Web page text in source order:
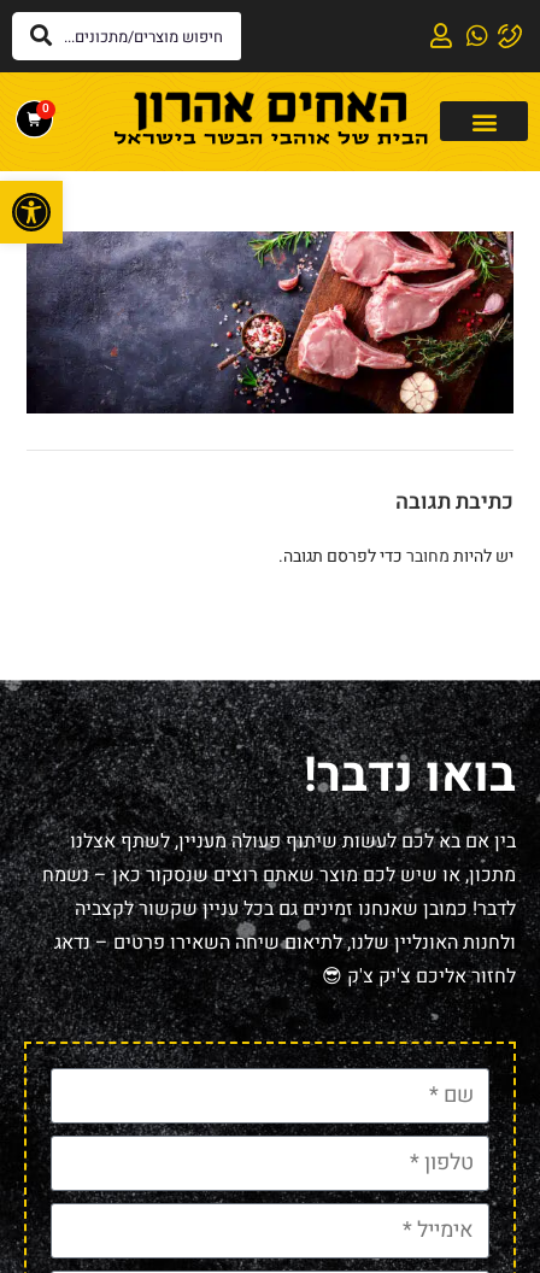
0
כתיבת תגובה
יש להיותמחוברכדי לפרסם תגובה.
בואו נדבר!
בין אם בא לכם לעשות שיתוף פעולה מעניין, לשתף אצלנו
מתכון, או שיש לכם מוצר שאתם רוצים שנסקור כאן – נשמח
לדבר! כמובן שאנחנו זמינים גם בכל עניין שקשור לקצביה
ולחנות האונליין שלנו, לתיאום שיחה השאירו פרטים – נדאג
לחזור אליכם צ'יק צ'ק 😎